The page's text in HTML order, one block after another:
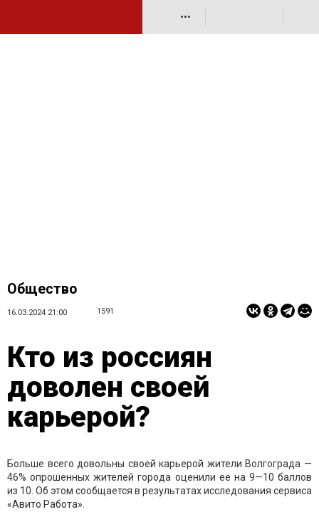
•••
Общество
16.03.2024 21:00 1591
Кто из россиян
доволен своей
карьерой?
Больше всего довольны своей карьерой жители Волгограда —
46% опрошенных жителей города оценили ее на 9—10 баллов
из 10. Об этом сообщается в результатах исследования сервиса
«Авито Работа».